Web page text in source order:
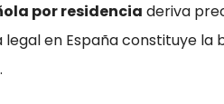
por residencia deriva
en España constituye la